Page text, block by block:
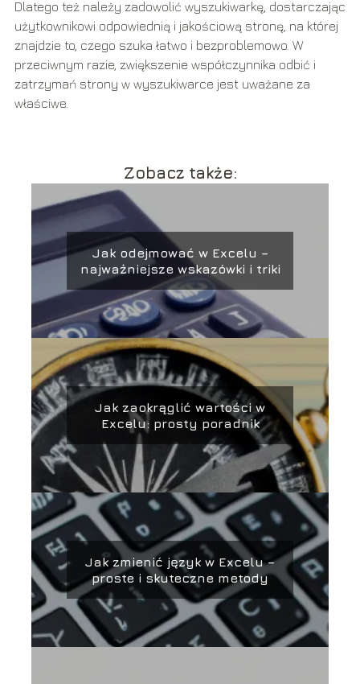
Dlatego też należy zadowolić wyszukiwarkę, dostarczając
użytkownikowi odpowiednią i jakościową stronę, na której
znajdzie to, czego szuka łatwo i bezproblemowo. W
przeciwnym razie, zwiększenie współczynnika odbić i
zatrzymań strony w wyszukiwarce jest uważane za
właściwe.
Zobacz także:
Jak odejmować w Excelu –
najważniejsze wskazówki i triki
Jak zaokrąglić wartości w
Excelu: prosty poradnik
Jak zmienić język w Excelu –
proste i skuteczne metody